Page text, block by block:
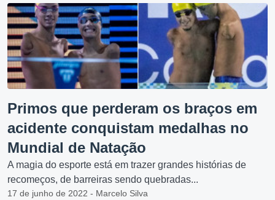
Primos que perderam os braços em
acidente conquistam medalhas no
Mundial de Natação
A magia do esporte está em trazer grandes histórias de
recomeços, de barreiras sendo quebradas...
17 de junho de 2022 - Marcelo Silva